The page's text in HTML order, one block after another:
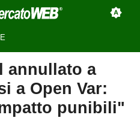
annullato a
a Open Var:
punibili"